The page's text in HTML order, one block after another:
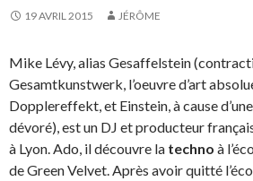
19 AVRIL 2015 JÉRÔME
Mike Lévy, alias Gesaffelstein
Gesamtkunstwerk, l’oeuvre d’art
Dopplereffekt, et Einstein, à cause
dévoré), est un DJ et producteur
à Lyon. Ado, il découvre la techno à
de Green Velvet. Après avoir quitté